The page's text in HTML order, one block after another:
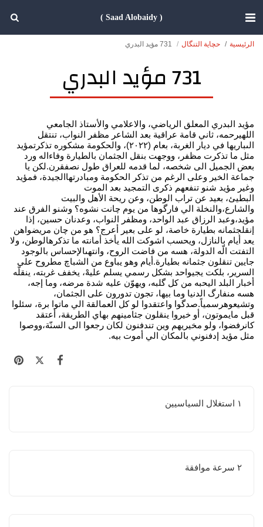
( Saad Alobaidy )
الرئيسية حچاية التنگال 731 مؤيد البدري
731 مؤيد البدري
مؤيد البدري المعلق الرياضي، والاعلامي والأستاذ الجامعي
اللهيرحمه، ثاني قامة عراقية بعد الشاعر مظفر النواب، تنتقل
الىباريها في ديار الغربة، بعام (٢٠٢٢)، والحكومة مشكوره تذكرتمؤيد
مثل ما تذكرت مظفر، ووجهت بنقل الجثمان بالطيارة وفاءاله ورد
بعض الجميل الى شخصه، لما قدمه للعراق طول نصفقرن.لكن يا
جماعة الخير وعلى الرغم من تذكر الحكومة ومبادرتهاالجيدة، فمؤيد
وغير مؤيد شنو تنفعهم ذكرى التمجيد بعد الموت
البطيئ، بعيد عن تراب الوطن، وعن ريحة الأهل والبيت
والشارع،والنخلة الي فارگوها من يوم چانت نشوه؟ وشنو الفرق عند
مؤيد،وعبد الرزاق عبد الواحد، ومظفر النواب، وعدنان حسين، إذا
إنقلجثمانه بطيارة خاصة، لو على بعير أعرج؟ هو من چان مريضواهن
يعد أيام بالنازل، ويحسب اشوكت الله يأخذ أمانته ما تذكرهالوطن، ولا
التفتت الّه الدولة، هسه من فاضت الروح، وانتهىالإحساس بالوجود
جايين تنقلون جثمانه بطيارة.أيام وهو يباوع من الشباچ مطروح على
السرير، بلكت يجيواحد بشكل رسمي يسلم عليهْ، يخفف غربته، ينقلّه
أخبار البلد اليحبه من كل گلبه، ويهوّن عليه شدة مرضه، وما إجه،
هسه منفارگ الدنيا وما بيها، تجون تدورون على الجثمان،
وتشيعوهرسمياً.صدگوا واعتقدوا لو كل العمالقة الي ماتوا برة، سئلوا
قبل مايموتون، أو خيروا ينقلون جثامينهم بهاي الطريقة، أعتقد
كانرفضوا، ولو مخيريهم وين تندفنون لكان رجعوا الى السنّة،ووصوا
مثل مؤيد إدفنوني بالمكان الي أموت بيه.
١ استغلال السياسيين
٢ سرعة موافقة